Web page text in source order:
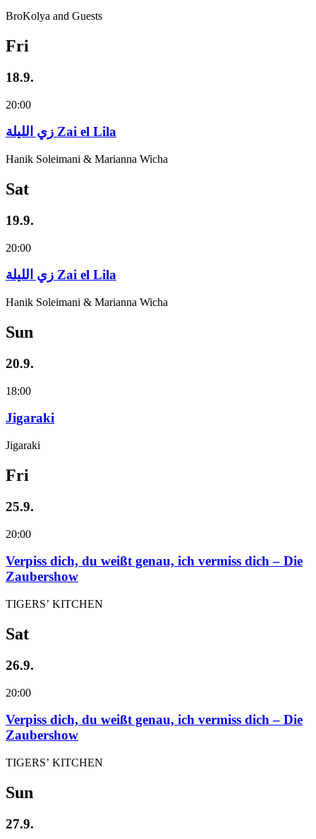
BroKolya and Guests
Fri
18.9.
20:00
زي‌ اللیلة Zai el Lila
Hanik Soleimani & Marianna Wicha
Sat
19.9.
20:00
زي‌ اللیلة Zai el Lila
Hanik Soleimani & Marianna Wicha
Sun
20.9.
18:00
Jigaraki
Jigaraki
Fri
25.9.
20:00
Verpiss dich, du weißt genau, ich vermiss dich – Die
Zaubershow
TIGERS’ KITCHEN
Sat
26.9.
20:00
Verpiss dich, du weißt genau, ich vermiss dich – Die
Zaubershow
TIGERS’ KITCHEN
Sun
27.9.